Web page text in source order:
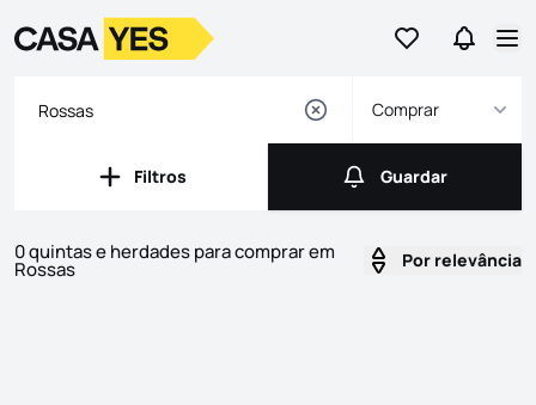
Ir para osIr para
LogoIr para a homepage
Comprar
Filtros
Filtros Guardar
Guardar
0 quintas e herdades para comprar em
Rossas Por relevância